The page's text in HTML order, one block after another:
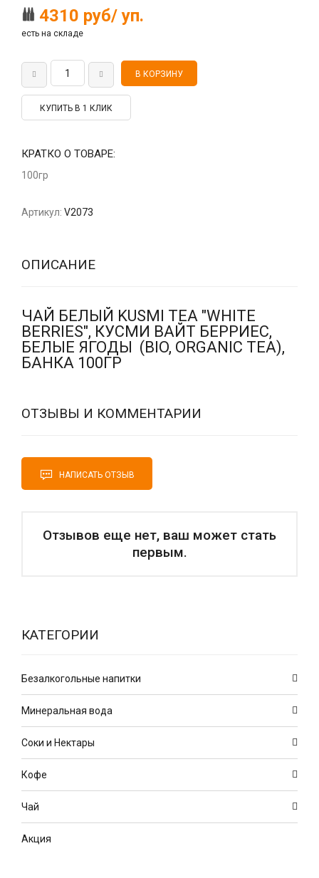
4310 руб/ уп.
есть на складе
КУПИТЬ В 1 КЛИК
КРАТКО О ТОВАРЕ:
100гр
Артикул: V2073
ОПИСАНИЕ
ЧАЙ БЕЛЫЙ KUSMI TEA "WHITE
BERRIES", КУСМИ ВАЙТ БЕРРИЕС,
БЕЛЫЕ ЯГОДЫ (BIO, ORGANIC TEA),
БАНКА 100ГР
ОТЗЫВЫ И КОММЕНТАРИИ
НАПИСАТЬ ОТЗЫВ
Отзывов еще нет, ваш может стать
первым.
КАТЕГОРИИ
Безалкогольные напитки
Минеральная вода
Соки и Нектары
Кофе
Чай
Акция